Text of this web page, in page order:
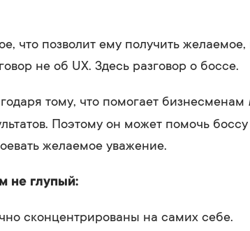
что позволит ему получить
не об UX. Здесь разговор о боссе.
тому, что помогает бизнесменам
Поэтому он может помочь боссу
желаемое уважение.
не глупый:
сконцентрированы на самих себе.